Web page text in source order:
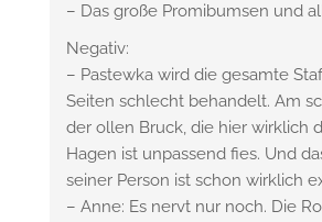
– Das große Promibumsen und
Negativ:
– Pastewka wird die gesamte
Seiten schlecht behandelt. Am
der ollen Bruck, die hier wirklich
Hagen ist unpassend fies. Und
seiner Person ist schon wirklich
– Anne: Es nervt nur noch. Die